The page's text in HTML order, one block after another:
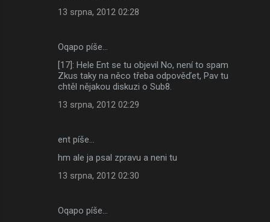
13 srpna, 2012 02:28
Oqapo píše…
[17]: Hele Ent se tu objevil No, není to spam
Zkus taky na něco třeba odpověďet, Pav tu
chtěl nějakou diskuzi o Sub8.
13 srpna, 2012 02:29
ent píše…
hm ale ja psal zpravu a neni tu
13 srpna, 2012 02:30
Oqapo píše…